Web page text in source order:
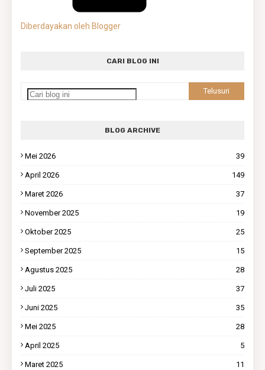
Diberdayakan oleh Blogger
CARI BLOG INI
BLOG ARCHIVE
Mei 2026 39
April 2026 149
Maret 2026 37
November 2025 19
Oktober 2025 25
September 2025 15
Agustus 2025 28
Juli 2025 37
Juni 2025 35
Mei 2025 28
April 2025 5
Maret 2025 11